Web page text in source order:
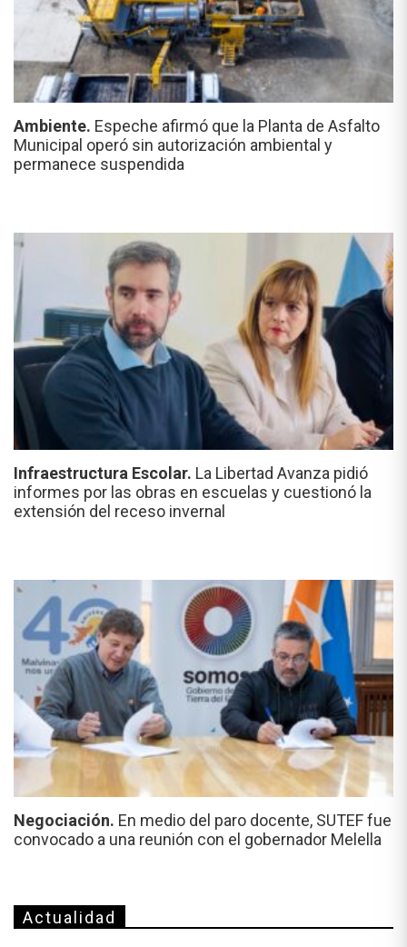
Ambiente. Espeche afirmó que la Planta de Asfalto
Municipal operó sin autorización ambiental y
permanece suspendida
Infraestructura Escolar. La Libertad Avanza pidió
informes por las obras en escuelas y cuestionó la
extensión del receso invernal
Negociación. En medio del paro docente, SUTEF fue
convocado a una reunión con el gobernador Melella
Actualidad